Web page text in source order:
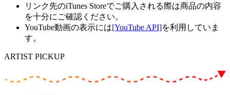
リンク先のiTunes Storeでご購入される際は商品の内容
を十分にご確認ください。
YouTube動画の表示には[YouTube API]を利用していま
す。
ARTIST PICKUP